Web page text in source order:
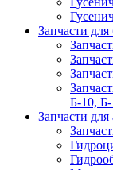
Запчасти для
Б-10,
Запчасти для